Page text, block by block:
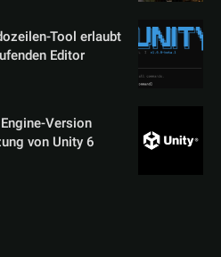
Tool erlaubt
Editor
Version
von Unity 6